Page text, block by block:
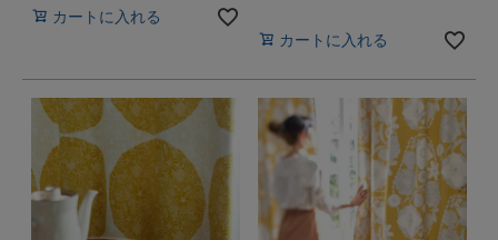
カートに入れる
カートに入れる